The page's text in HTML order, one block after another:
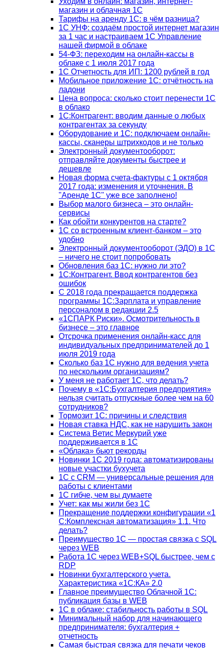
магазин и облачная 1С
Тарифы на аренду 1С: в чём разница?
1С УНФ: создаём простой интернет магазин
за 1 час и настраиваем 1С Управление
нашей фирмой в облаке
54-ФЗ: переходим на онлайн-кассы в
облаке с 1 июля 2017 года
1С Отчетность для ИП: 1200 рублей в год
Мобильное приложение 1С: отчётность на
ладони
Цена вопроса: сколько стоит перенести 1С
в облако
1С:Контрагент: вводим данные о любых
контрагентах за секунду
Оборудование и 1С: подключаем онлайн-
кассы, сканеры штрихкодов и не только
Электронный документооборот:
отправляйте документы быстрее и
дешевле
Новая форма счета-фактуры с 1 октября
2017 года: изменения и уточнения. В
"Аренде 1С" уже все заполнено!
Выбор малого бизнеса – это онлайн-
сервисы
Как обойти конкурентов на старте?
1C со встроенным клиент-банком – это
удобно
Электронный документооборот (ЭДО) в 1С
– ничего не стоит попробовать
Обновления баз 1С: нужно ли это?
1С:Контрагент. Ввод контрагентов без
ошибок
С 2018 года прекращается поддержка
программы 1С:Зарплата и управление
персоналом в редакции 2.5
«1СПАРК Риски». Осмотрительность в
бизнесе – это главное
Отсрочка применения онлайн-касс для
индивидуальных предпринимателей до 1
июля 2019 года
Сколько баз 1C нужно для ведения учета
по нескольким организациям?
У меня не работает 1С, что делать?
Почему в «1С:Бухгалтерия предприятия»
нельзя считать отпускные более чем на 60
сотрудников?
Тормозит 1C: причины и следствия
Новая ставка НДС, как не нарушить закон
Система Ветис Меркурий уже
поддерживается в 1С
«Облака» бьют рекорды
Новинки 1С 2019 года: автоматизированы
новые участки бухучета
1С с CRM — универсальные решения для
работы с клиентами
1С гибче, чем вы думаете
Учет: как мы жили без 1С
Прекращение поддержки конфигурации «1
С:Комплексная автоматизация» 1.1. Что
делать?
Преимущество 1С — простая связка с SQL
через WEB
Работа 1С через WEB+SQL быстрее, чем с
RDP
Новинки бухгалтерского учета.
Характеристика «1С:КА» 2.0
Главное преимущество Облачной 1С:
публикация базы в WEB
1С в облаке: стабильность работы в SQL
Минимальный набор для начинающего
предпринимателя: бухгалтерия +
отчетность
Самая быстрая связка для печати чеков